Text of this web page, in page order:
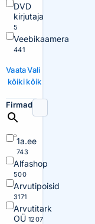
DVD
kirjutaja
5
Veebikaamera
441
Vaata
kõiki
Vali
kõik
Firmad
1a.ee
743
Alfashop
500
Arvutipoisid
3171
Arvutitark
OÜ 1207